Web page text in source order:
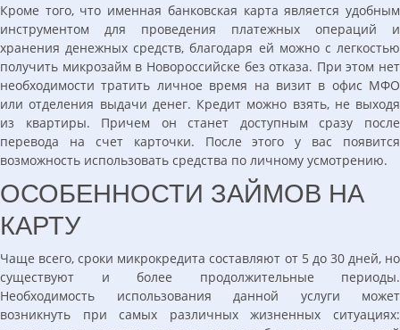
Кроме того, что именная банковская карта является удобным
инструментом для проведения платежных операций и
хранения денежных средств, благодаря ей можно с легкостью
получить микрозайм в Новороссийске без отказа. При этом нет
необходимости тратить личное время на визит в офис МФО
или отделения выдачи денег. Кредит можно взять, не выходя
из квартиры. Причем он станет доступным сразу после
перевода на счет карточки. После этого у вас появится
возможность использовать средства по личному усмотрению.
ОСОБЕННОСТИ ЗАЙМОВ НА
КАРТУ
Чаще всего, сроки микрокредита составляют от 5 до 30 дней, но
существуют и более продолжительные периоды.
Необходимость использования данной услуги может
возникнуть при самых различных жизненных ситуациях: